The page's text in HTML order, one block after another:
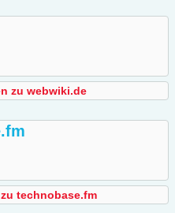
zu webwiki.de
technobase.fm